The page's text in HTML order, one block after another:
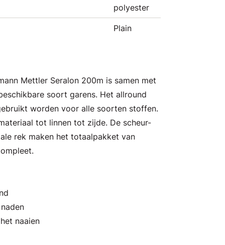
polyester
Plain
Mettler Seralon 200m is samen met
soort garens. Het allround
worden voor alle soorten stoffen.
tot linnen tot zijde. De scheur-
rek maken het totaalpakket van
naaien